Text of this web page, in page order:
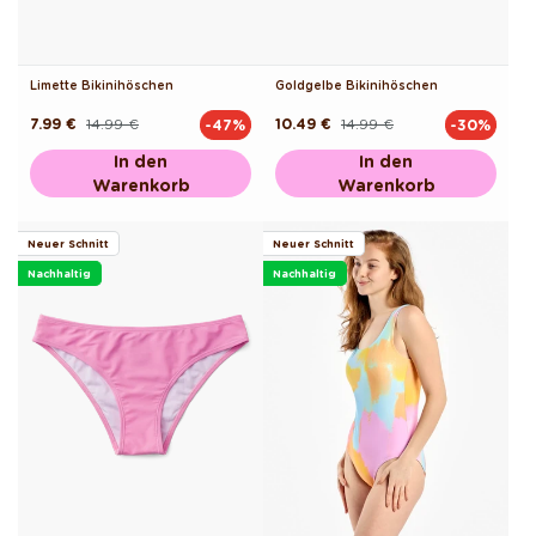
Limette Bikinihöschen
Normaler14.99 €
Verkaufspreis
7.99 € -47%
In den
Warenkorb
Goldgelbe Bikinihöschen
Normaler14.99 €
Verkaufspreis
10.49 € -30%
In den
Warenkorb
Neuer Schnitt
Nachhaltig
Neuer Schnitt
Nachhaltig